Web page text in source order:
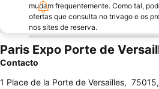
mudam frequentemente. Como tal,
ofertas que consulta no trivago e os
nos sites de reserva.
Paris Expo Porte de
Contacto
1 Place de la Porte de Versailles, 75015,